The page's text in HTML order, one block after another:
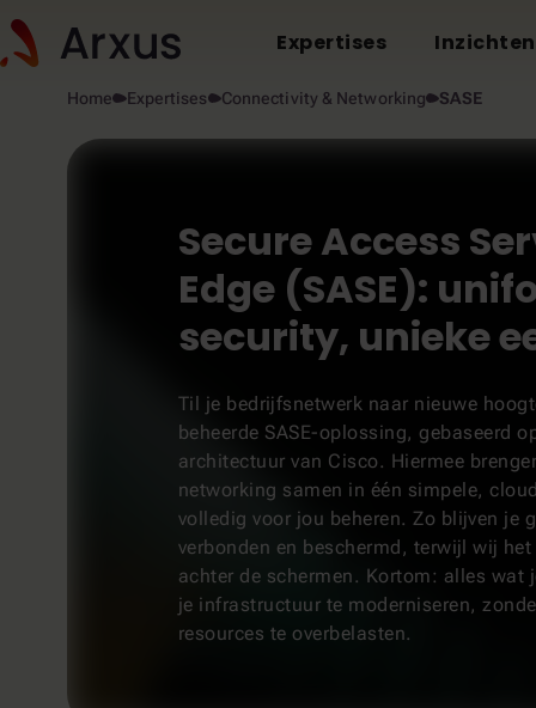
Expertises Inzichten
Home Expertises Connectivity & Networking SASE
Secure Access
Edge (SASE):
security, unieke
Til je bedrijfsnetwerk naar nieuwe
beheerde SASE-oplossing, gebaseerd
architectuur van Cisco. Hiermee
networking samen in één simpele,
volledig voor jou beheren. Zo blijven je
verbonden en beschermd, terwijl wij
achter de schermen. Kortom: alles wat
je infrastructuur te moderniseren,
resources te overbelasten.